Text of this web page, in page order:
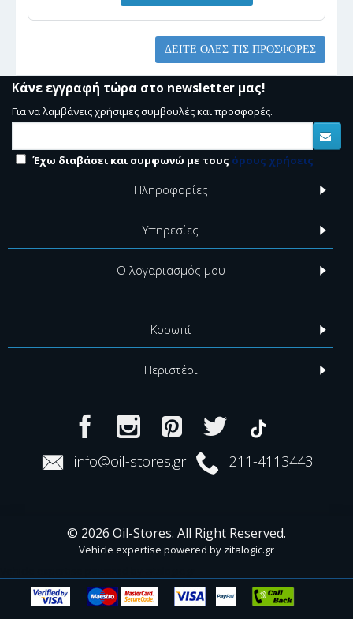
ΔΕΊΤΕ ΌΛΕΣ ΤΙΣ ΠΡΟΣΦΟΡΈΣ
Κάνε εγγραφή τώρα στο newsletter μας!
Για να λαμβάνεις χρήσιμες συμβουλές και προσφορές.
Έχω διαβάσει και συμφωνώ με τους όρους χρήσεις
Πληροφορίες
Υπηρεσίες
Ο λογαριασμός μου
Κορωπί
Περιστέρι
info@oil-stores.gr 211-4113443
© 2026 Oil-Stores. All Right Reserved.
Vehicle expertise powered by zitalogic.gr